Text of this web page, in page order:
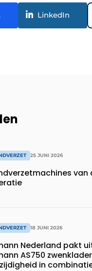
LinkedIn
25 JUNI 2026
van
18 JUNI 2026
Nederland pakt
AS750
in